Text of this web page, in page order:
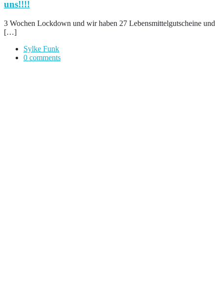
uns!!!!
3 Wochen Lockdown und wir haben 27 Lebensmittelgutscheine und
[…]
Sylke Funk
0 comments